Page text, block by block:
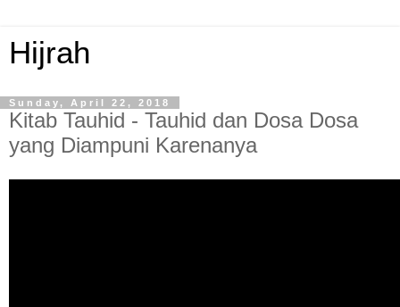
Hijrah
Sunday, April 22, 2018
Kitab Tauhid - Tauhid dan Dosa Dosa
yang Diampuni Karenanya